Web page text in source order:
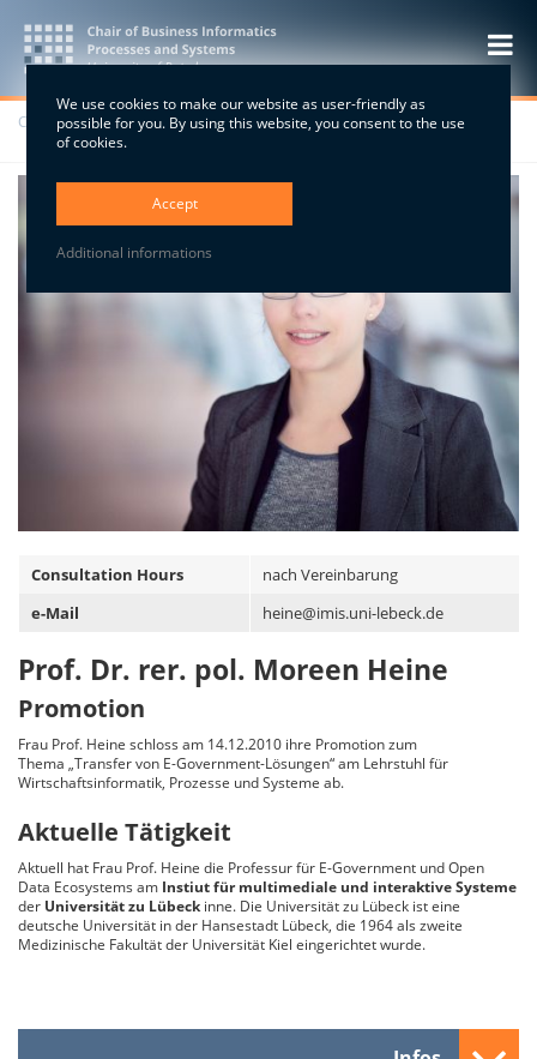
We use cookies to make our website as user-friendly as
possible for you. By using this website, you consent to the use
of cookies.
Accept
Additional informations
Chair >People >Alumni>Prof. Dr. rer. pol. Moreen Heine
Consultation Hours
nach Vereinbarung
e-Mail
heine@imis.uni-lebeck.de
Prof. Dr. rer. pol. Moreen Heine
Promotion
Frau Prof. Heine schloss am 14.12.2010 ihre Promotion zum
Thema „Transfer von E-Government-Lösungen“ am Lehrstuhl für
Wirtschaftsinformatik, Prozesse und Systeme ab.
Aktuelle Tätigkeit
Aktuell hat Frau Prof. Heine die Professur für E-Government und Open
Data Ecosystems am Instiut für multimediale und interaktive Systeme
der Universität zu Lübeck inne. Die Universität zu Lübeck ist eine
deutsche Universität in der Hansestadt Lübeck, die 1964 als zweite
Medizinische Fakultät der Universität Kiel eingerichtet wurde.